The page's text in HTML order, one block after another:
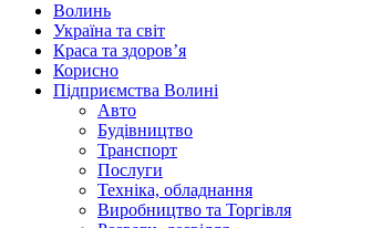
Волинь
Україна та світ
Краса та здоров’я
Корисно
Підприємства Волині
Авто
Будівництво
Транспорт
Послуги
Техніка, обладнання
Виробництво та Торгівля